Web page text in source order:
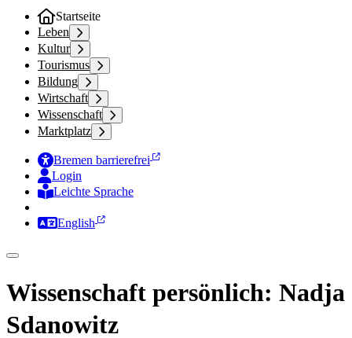
Startseite
Leben
Kultur
Tourismus
Bildung
Wirtschaft
Wissenschaft
Marktplatz
Bremen barrierefrei
Login
Leichte Sprache
English
Wissenschaft persönlich: Nadja
Sdanowitz